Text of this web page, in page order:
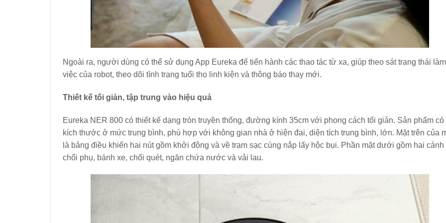
Ngoài ra, người dùng có thể sử dụng App Eureka để tiến hành các thao tác từ xa, giúp theo sát trạng thái làm
việc của robot, theo dõi tình trạng tuổi thọ linh kiện và thông báo thay mới.
Thiết kế tối giản, tập trung vào hiệu quả
Eureka NER 800 có thiết kế dạng tròn truyền thống, đường kính 35cm với phong cách tối giản. Sản phẩm có
kích thước ở mức trung bình, phù hợp với không gian nhà ở hiện đại, diện tích trung bình, lớn. Mặt trên của
là bảng điều khiển hai nút gồm khởi động và về trạm sạc cùng nắp lấy hộc bụi. Phần mặt dưới gồm hai cánh
chổi phụ, bánh xe, chổi quét, ngăn chứa nước và vải lau.